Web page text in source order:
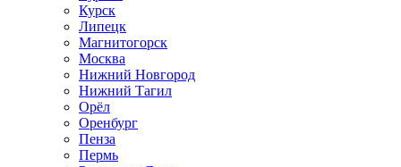
Курск
Липецк
Магнитогорск
Москва
Нижний Новгород
Нижний Тагил
Орёл
Оренбург
Пенза
Пермь